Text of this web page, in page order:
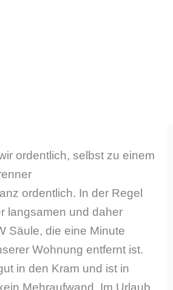
ordentlich, selbst zu einem
ordentlich. In der Regel
langsamen und daher
Säule, die eine Minute
Wohnung entfernt ist.
in den Kram und ist in
Mehraufwand. Im Urlaub